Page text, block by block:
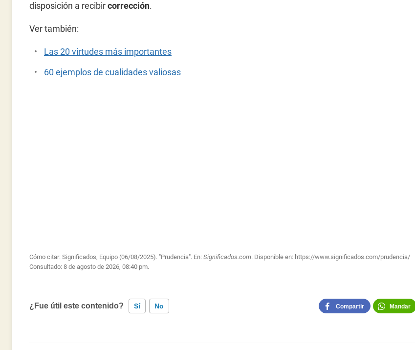
disposición a recibircorrección.
Ver también:
Las 20 virtudes más importantes
60 ejemplos de cualidades valiosas
Cómo citar: Significados, Equipo (06/08/2025). "Prudencia". En: Significados.com. Disponible en: https://www.significados.com/prudencia/
Consultado: 8 de agosto de 2026, 08:40 pm.
¿Fue útil este contenido? Sí No Compartir Mandar